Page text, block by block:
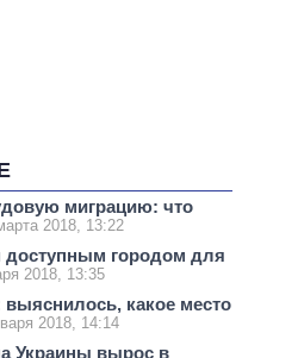
миграцию: что
2018, 13:22
доступным городом для
2018, 13:35
выяснилось, какое место
2018, 14:14
Украины вырос в